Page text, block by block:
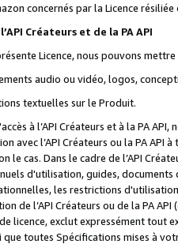
concernés par la Licence
Créateurs et de la PA API
Licence, nous pouvons
audio ou vidéo, logos,
textuelles sur le Produit.
à l’API Créateurs et à la PA
avec l’API Créateurs ou la PA
le cas. Dans le cadre de l’API
d'utilisation, guides,
les restrictions
de l’API Créateurs ou de la PA
licence, exclut expressément tout
que toutes Spécifications mises à